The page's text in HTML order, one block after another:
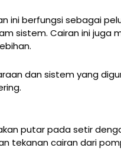
ini berfungsi sebagai
sistem. Cairan ini juga
dan sistem yang
putar pada setir
tekanan cairan dari